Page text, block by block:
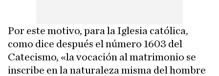
Por este motivo, para la Iglesia católica,
como dice después el número 1603 del
Catecismo, «la vocación al matrimonio se
inscribe en la naturaleza misma del hombre